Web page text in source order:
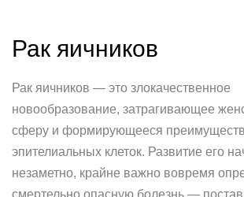
Рак яичников
Рак яичников — это злокачественное
новообразование, затрагивающее
сферу и формирующееся
эпителиальных клеток. Развитие его
незаметно, крайне важно вовремя
смертельно опасную болезнь —